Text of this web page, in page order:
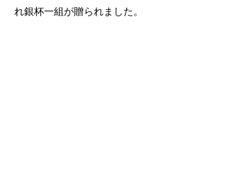
れ銀杯一組が贈られました。